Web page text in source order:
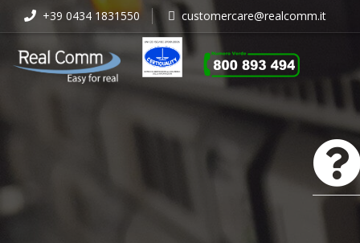
+39 0434 1831550 customercare@realcomm.it